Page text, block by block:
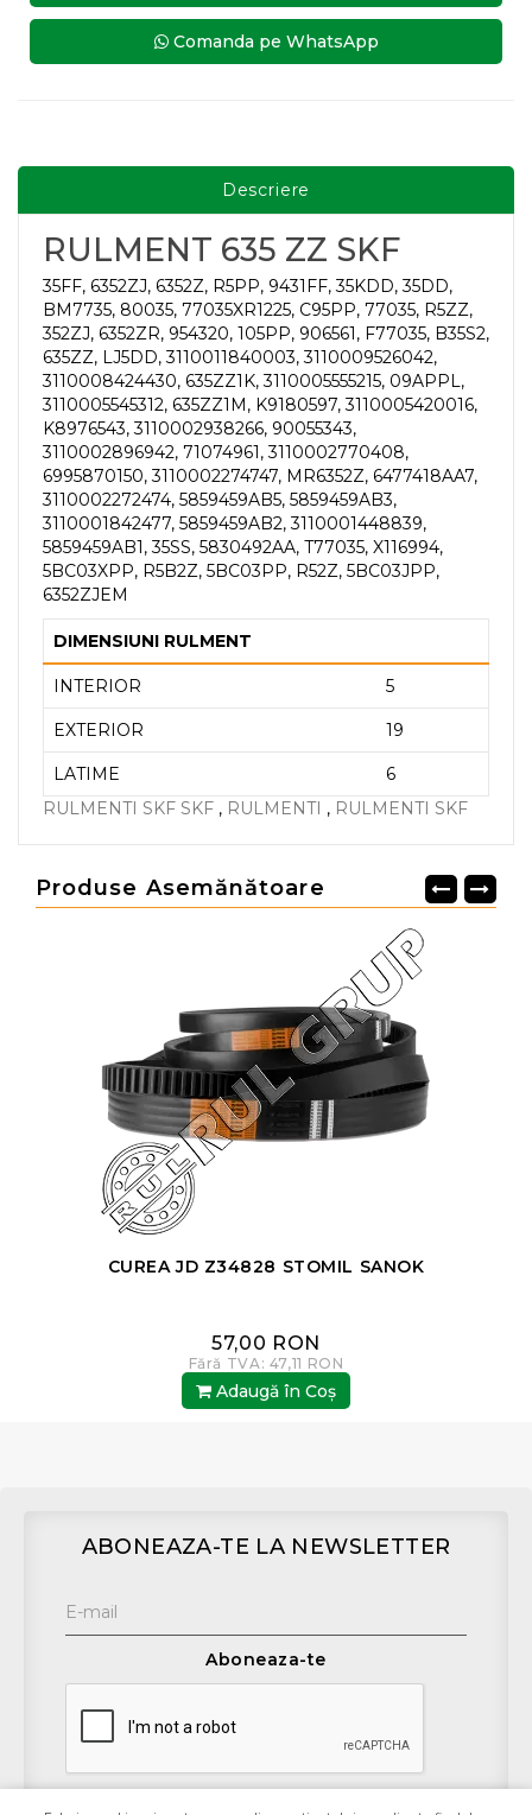
Comanda pe WhatsApp
Descriere
RULMENT 635 ZZ SKF
35FF, 6352ZJ, 6352Z, R5PP, 9431FF, 35KDD, 35DD,
BM7735, 80035, 77035XR1225, C95PP, 77035, R5ZZ,
352ZJ, 6352ZR, 954320, 105PP, 906561, F77035, B35S2,
635ZZ, LJ5DD, 3110011840003, 3110009526042,
3110008424430, 635ZZ1K, 3110005555215, 09APPL,
3110005545312, 635ZZ1M, K9180597, 3110005420016,
K8976543, 3110002938266, 90055343,
3110002896942, 71074961, 3110002770408,
6995870150, 3110002274747, MR6352Z, 6477418AA7,
3110002272474, 5859459AB5, 5859459AB3,
3110001842477, 5859459AB2, 3110001448839,
5859459AB1, 35SS, 5830492AA, T77035, X116994,
5BC03XPP, R5B2Z, 5BC03PP, R52Z, 5BC03JPP,
6352ZJEM
DIMENSIUNI RULMENT
INTERIOR 5
EXTERIOR 19
LATIME
6
RULMENTI SKF SKF , RULMENTI , RULMENTI SKF
Produse Asemănătoare
CUREA JD Z34828 STOMIL SANOK
57,00 RON
Fără TVA: 47,11 RON
Adaugă în Coş
ABONEAZA-TE LA NEWSLETTER
Aboneaza-te